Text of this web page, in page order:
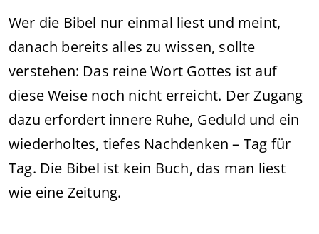
Wer die Bibel nur einmal liest und meint,
danach bereits alles zu wissen, sollte
verstehen: Das reine Wort Gottes ist auf
diese Weise noch nicht erreicht. Der Zugang
dazu erfordert innere Ruhe, Geduld und ein
wiederholtes, tiefes Nachdenken – Tag für
Tag. Die Bibel ist kein Buch, das man liest
wie eine Zeitung.